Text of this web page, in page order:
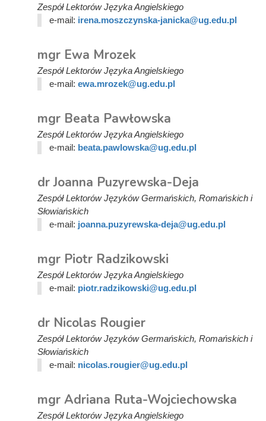
Zespół Lektorów Języka Angielskiego
e-mail: irena.moszczynska-janicka@ug.edu.pl
mgr Ewa Mrozek
Zespół Lektorów Języka Angielskiego
e-mail: ewa.mrozek@ug.edu.pl
mgr Beata Pawłowska
Zespół Lektorów Języka Angielskiego
e-mail: beata.pawlowska@ug.edu.pl
dr Joanna Puzyrewska-Deja
Zespół Lektorów Języków Germańskich, Romańskich i
Słowiańskich
e-mail: joanna.puzyrewska-deja@ug.edu.pl
mgr Piotr Radzikowski
Zespół Lektorów Języka Angielskiego
e-mail: piotr.radzikowski@ug.edu.pl
dr Nicolas Rougier
Zespół Lektorów Języków Germańskich, Romańskich i
Słowiańskich
e-mail: nicolas.rougier@ug.edu.pl
mgr Adriana Ruta-Wojciechowska
Zespół Lektorów Języka Angielskiego